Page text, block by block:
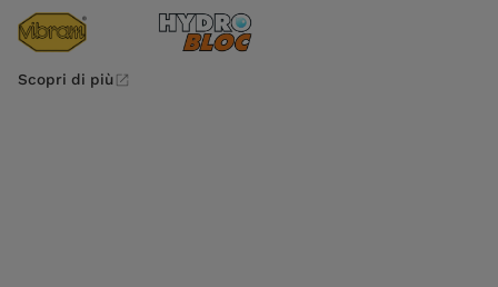
Scopri di più